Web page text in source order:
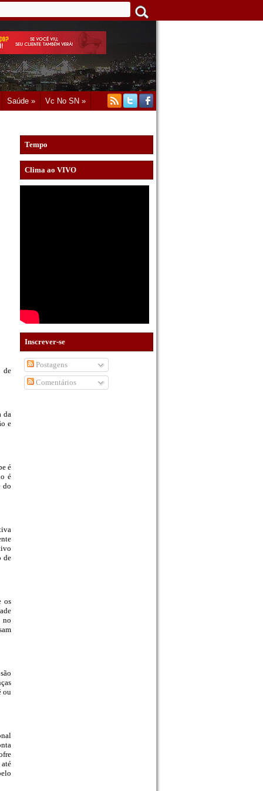
Saúde » Vc No SN »
de
da
e
é
é
do
de
os
no
ou
Tempo
Clima ao VIVO
Inscrever-se
Postagens
Comentários